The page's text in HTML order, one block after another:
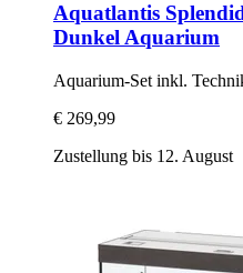
Aquatlantis
Dunkel Aquarium
Aquarium-​Set inkl.
€ 269,99
Zustellung bis 12. August